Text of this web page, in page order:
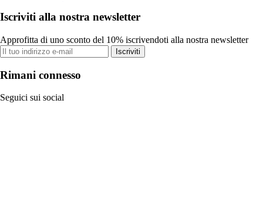
Iscriviti alla nostra newsletter
Approfitta di uno sconto del 10% iscrivendoti alla nostra newsletter
Iscriviti
Rimani connesso
Seguici sui social